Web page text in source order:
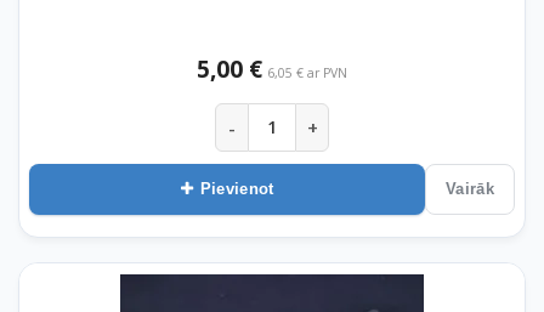
5,00 € 6,05 € ar PVN
- +
Pievienot Vairāk